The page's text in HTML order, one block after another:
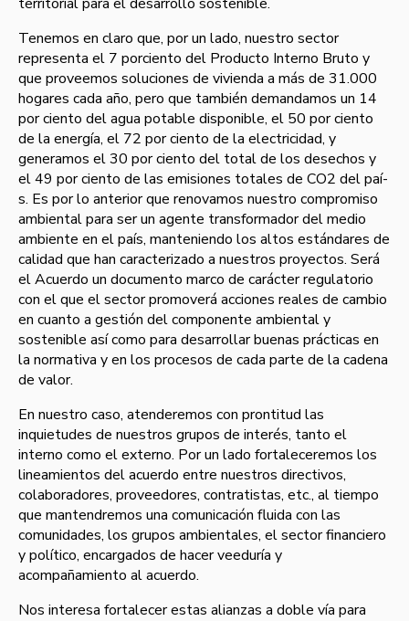
Tenemos en claro que, por un lado, nuestro sector
representa el 7 porciento del Producto Interno Bruto y
que proveemos soluciones de vivienda a más de 31.000
hogares cada año, pero que también demandamos un 14
por ciento del agua potable disponible, el 50 por ciento
de la energí­a, el 72 por ciento de la electricidad, y
generamos el 30 por ciento del total de los desechos y
el 49 por ciento de las emisiones totales de CO2 del paí­
s. Es por lo anterior que renovamos nuestro compromiso
ambiental para ser un agente transformador del medio
ambiente en el paí­s, manteniendo los altos estándares de
calidad que han caracterizado a nuestros proyectos. Será
el Acuerdo un documento marco de carácter regulatorio
con el que el sector promoverá acciones reales de cambio
en cuanto a gestión del componente ambiental y
sostenible así­ como para desarrollar buenas prácticas en
la normativa y en los procesos de cada parte de la cadena
de valor.
En nuestro caso, atenderemos con prontitud las
inquietudes de nuestros grupos de interés, tanto el
interno como el externo. Por un lado fortaleceremos los
lineamientos del acuerdo entre nuestros directivos,
colaboradores, proveedores, contratistas, etc., al tiempo
que mantendremos una comunicación fluida con las
comunidades, los grupos ambientales, el sector financiero
y polí­tico, encargados de hacer veedurí­a y
acompañamiento al acuerdo.
Nos interesa fortalecer estas alianzas a doble ví­a para